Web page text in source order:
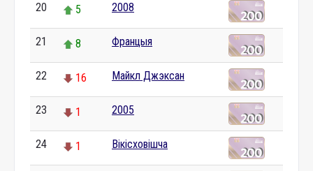
20 5 2008
21 8 Францыя
22 16 Майкл Джэксан
23 1 2005
24 1 Вікісховішча